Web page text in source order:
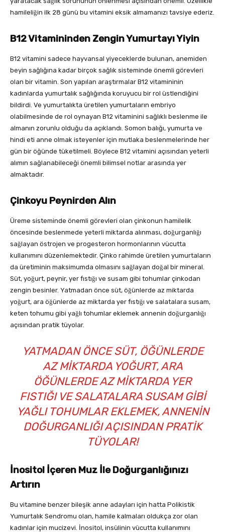
hamileliğin ilk 28 günü bu vitamini eksik almamanızı tavsiye ederiz.
B12 Vitamininden Zengin Yumurtayı Yiyin
B12 vitamini sadece hayvansal yiyeceklerde bulunan, anemiden
beyin sağlığına kadar birçok sağlık sisteminde önemli görevleri
olan bir vitamin. Son yapılan araştırmalar B12 vitamininin
kadınlarda yumurtalık sağlığında koruyucu bir rol üstlendiğini
bildirdi. Ve yumurtalıkta üretilen yumurtaların embriyo
olabilmesinde de rol oynayan B12 vitaminini sağlıklı beslenme ile
almanın zorunlu olduğu da açıklandı. Somon balığı, yumurta ve
hindi eti anne olmak isteyenler için mutlaka beslenmelerinde her
gün bir öğünde tüketilmeli. Böylece B12 vitamini açısından yeterli
alımın sağlanabileceği önemli bilimsel notlar arasında yer
almaktadır.
Çinkoyu Peynirden Alın
Üreme sisteminde önemli görevleri olan çinkonun hamilelik
öncesinde beslenmede yeterli miktarda alınması, doğurganlığı
sağlayan östrojen ve progesteron hormonlarının vücutta
kullanımını düzenlemektedir. Çinko rahimde üretilen yumurtaların
da üretiminin maksimumda olmasını sağlayan doğal bir mineral.
Süt, yoğurt, peynir, yer fıstığı ve susam gibi tohumlar çinkodan
zengin besinler. Yatmadan önce süt, öğünlerde az miktarda
yoğurt, ara öğünlerde az miktarda yer fıstığı ve salatalara susam,
keten tohumu gibi yağlı tohumlar eklemek annenin doğurganlığı
açısından pratik tüyolar.
YATMADAN ÖNCE SÜT, ÖĞÜNLERDE
AZ MIKTARDA YOĞURT, ARA
ÖĞÜNLERDE AZ MIKTARDA YER
FISTIĞI VE SALATALARA SUSAM GIBI
YAĞLI TOHUMLAR EKLEMEK, ANNENIN
DOĞURGANLIĞI AÇISINDAN PRATIK
TÜYOLAR!
İnositol İçeren Muz İle Doğurganlığınızı
Artırın
Bu vitamine benzer bileşik anne adayları için hatta Polikistik
Yumurtalık Sendromu olan, hamile kalmaları oldukça zor olan
kadınlar için mucizevi. İnositol, insülinin vücutta kullanımını